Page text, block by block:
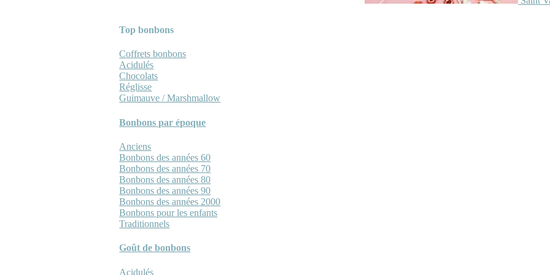
Top bonbons
Coffrets bonbons
Acidulés
Chocolats
Réglisse
Guimauve / Marshmallow
Bonbons par époque
Anciens
Bonbons des années 60
Bonbons des années 70
Bonbons des années 80
Bonbons des années 90
Bonbons des années 2000
Bonbons pour les enfants
Traditionnels
Goût de bonbons
Acidulés